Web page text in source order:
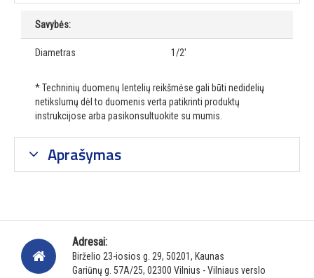
Savybės:
Diametras 1/2'
* Techninių duomenų lentelių reikšmėse gali būti nedidelių
netikslumų dėl to duomenis verta patikrinti produktų
instrukcijose arba pasikonsultuokite su mumis.
Aprašymas
Adresai:
Birželio 23-iosios g. 29, 50201, Kaunas
Gariūnų g. 57A/25, 02300 Vilnius - Vilniaus verslo